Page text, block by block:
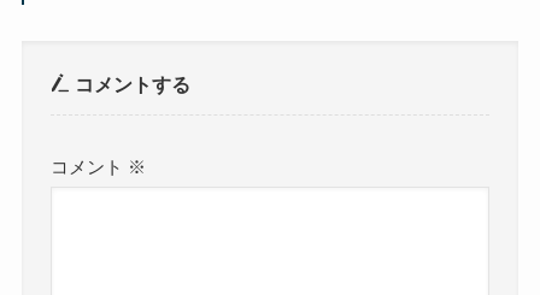
コメントする
コメント ※